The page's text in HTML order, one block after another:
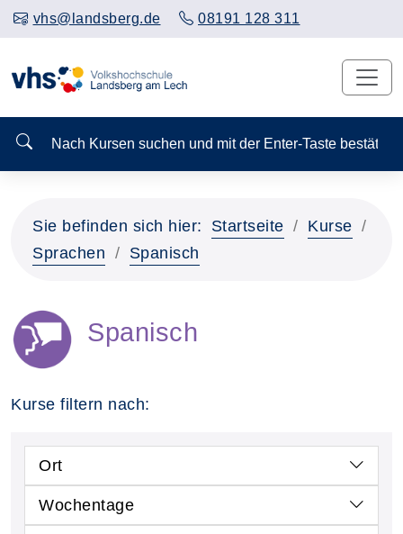
vhs@landsberg.de 08191 128 311
Nach Kursen suchen und mit der Enter-Taste
Sie befinden sich hier: Startseite
Kurse
Sprachen
Spanisch
Spanisch
Kurse filtern nach:
Ort
Wochentage